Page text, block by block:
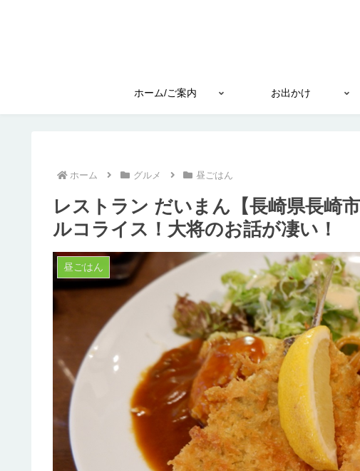
ホーム/ご案内 お出かけ
ホーム グルメ 昼ごはん
レストラン だいまん【長崎県長崎
ルコライス！大将のお話が凄い！
昼ごはん